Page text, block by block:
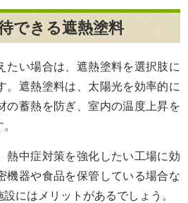
できる遮熱塗料
たい場合は、遮熱塗料を選択肢に
。遮熱塗料は、太陽光を効率的に
の蓄熱を防ぎ、室内の温度上昇を
熱中症対策を強化したい工場に効
機器や食品を保管している場合な
にはメリットがあるでしょう。